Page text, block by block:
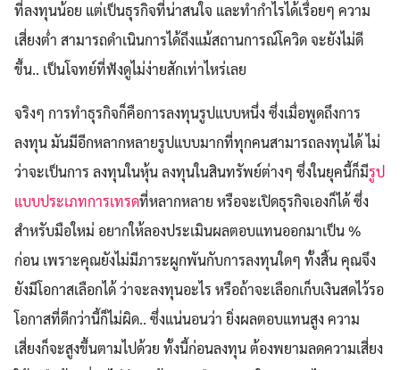
ที่ลงทุนน้อย แต่เป็นธุรกิจที่น่าสนใจ และทำกำไรได้เรื่อยๆ ความ
เสี่ยงต่ำ สามารถดำเนินการได้ถึงแม้สถานการณ์โควิด จะยังไม่ดี
ขึ้น.. เป็นโจทย์ที่ฟังดูไม่ง่ายสักเท่าไหร่เลย
จริงๆ การทำธุรกิจก็คือการลงทุนรูปแบบหนึ่ง ซึ่งเมื่อพูดถึงการ
ลงทุน มันมีอีกหลากหลายรูปแบบมากที่ทุกคนสามารถลงทุนได้ ไม่
ว่าจะเป็นการ ลงทุนในหุ้น ลงทุนในสินทรัพย์ต่างๆ ซึ่งในยุคนี้ก็มีรูป
แบบประเภทการเทรดที่หลากหลาย หรือจะเปิดธุรกิจเองก็ได้ ซึ่ง
สำหรับมือใหม่ อยากให้ลองประเมินผลตอบแทนออกมาเป็น %
ก่อน เพราะคุณยังไม่มีภาระผูกพันกับการลงทุนใดๆ ทั้งสิ้น คุณจึง
ยังมีโอกาสเลือกได้ ว่าจะลงทุนอะไร หรือถ้าจะเลือกเก็บเงินสดไว้รอ
โอกาสที่ดีกว่านี้ก็ไม่ผิด.. ซึ่งแน่นอนว่า ยิ่งผลตอบแทนสูง ความ
เสี่ยงก็จะสูงขึ้นตามไปด้วย ทั้งนี้ก่อนลงทุน ต้องพยามลดความเสี่ยง